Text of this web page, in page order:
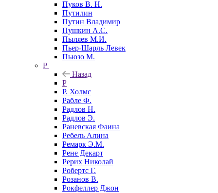
Пуков В. Н.
Путилин
Путин Владимир
Пушкин А.С.
Пыляев М.И.
Пьер-Шарль Левек
Пьюзо М.
Р
Назад
Р
Р. Холмс
Рабле Ф.
Радлов Н.
Радлов Э.
Раневская Фаина
Ребель Алина
Ремарк Э.М.
Рене Декарт
Рерих Николай
Робертс Г.
Розанов В.
Рокфеллер Джон